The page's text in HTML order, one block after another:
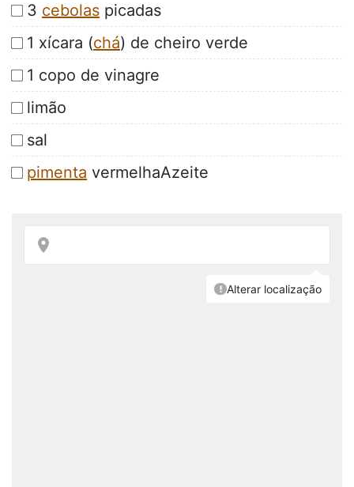
3 cebolas picadas
1 xícara (chá) de cheiro verde
1 copo de vinagre
limão
sal
pimenta vermelhaAzeite